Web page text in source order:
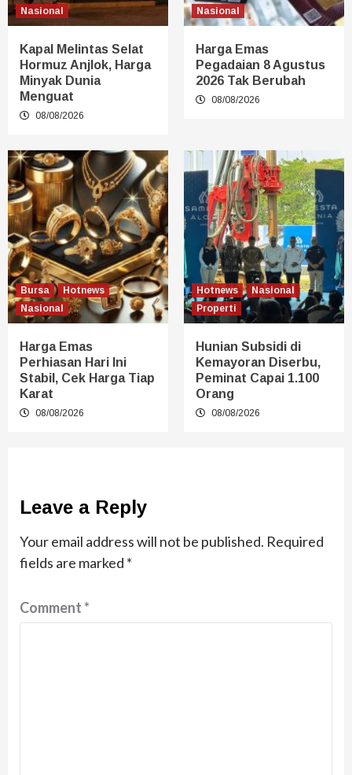
Nasional
Kapal Melintas Selat
Hormuz Anjlok, Harga
Minyak Dunia
Menguat
08/08/2026
Nasional
Harga Emas
Pegadaian 8 Agustus
2026 Tak Berubah
08/08/2026
Bursa
Hotnews
Nasional
Harga Emas
Perhiasan Hari Ini
Stabil, Cek Harga Tiap
Karat
08/08/2026
Hotnews
Nasional
Properti
Hunian Subsidi di
Kemayoran Diserbu,
Peminat Capai 1.100
Orang
08/08/2026
Leave a Reply
Your email address will not be published. Required
fields are marked *
Comment*